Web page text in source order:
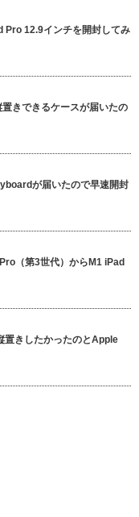
Pro 12.9インチを開封してみ
きできるケースが届いたの
が届いたので早速開封
（第3世代）からM1 iPad
きしたかったのとApple